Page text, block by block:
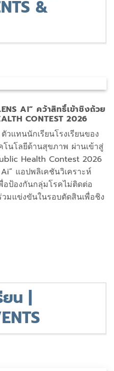
&
AI” คว้าสิทธิ์เข้าชิงถ้วย
CONTEST 2026
วแทนนักเรียนโรงเรียนของ
นโลยีด้านสุขภาพ ผ่านเข้าสู่
Health Contest 2026
แอปพลิเคชันวิเคราะห์
อป้องกันกลุ่มโรคไม่ติดต่อ
วมแข่งขันในรอบตัดสินเพื่อชิง
ยน |